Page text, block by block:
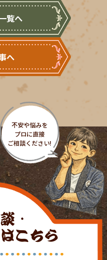
覧へ
へ
・
こちら